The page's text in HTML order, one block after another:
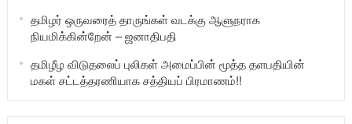
தமிழர் ஒருவரைத் தாருங்கள் வடக்கு ஆளுநராக
நியமிக்கின்றேன் – ஜனாதிபதி
தமிழீழ விடுதலைப் புலிகள் அமைப்பின் மூத்த தளபதியின்
மகள் சட்டத்தரணியாக சத்தியப் பிரமாணம்!!